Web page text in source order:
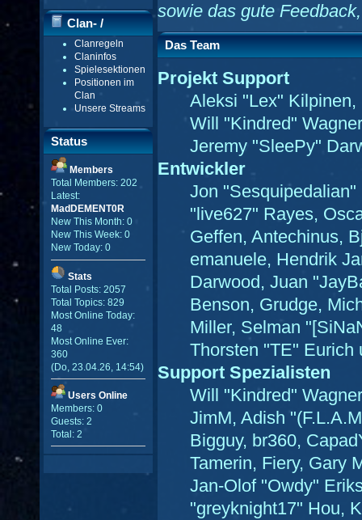
Clan- /
Gildenmenü
Clanregeln
Claninfos
Spielesektionen
Positionen im
Clan
Unsere Streams
Status
Members
Total Members: 202
Latest:
MadDEMENT0R
New This Month: 0
New This Week: 0
New Today: 0
Stats
Total Posts: 2057
Total Topics: 829
Most Online Today:
48
Most Online Ever:
360
(Do, 23.04.26, 14:54)
Users Online
Members: 0
Guests: 2
Total: 2
sowie das gute
Das Team
Projekt Support
Aleksi "Lex"
Will "Kindred"
Jeremy "SleePy"
Entwickler
Jon
"live627" Rayes,
Geffen, Antechinus,
emanuele, Hendrik
Darwood, Juan
Benson, Grudge,
Miller, Selman
Thorsten "TE" Eurich
Support Spezialisten
Will "Kindred"
JimM, Adish
Bigguy, br360,
Tamerin, Fiery, Gary
Jan-Olof "Owdy"
"greyknight17" Hou,